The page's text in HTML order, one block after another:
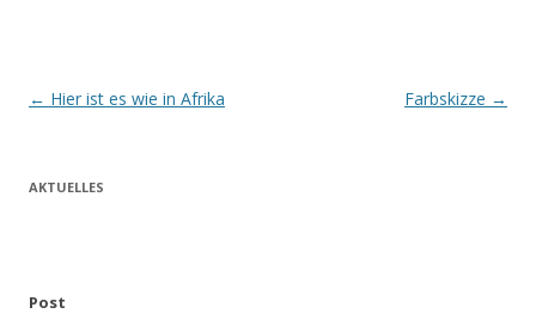
Beitrags-
← Hier ist es wie in Afrika Farbskizze →
AKTUELLES
Post